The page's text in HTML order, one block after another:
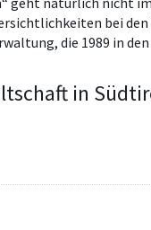
bei
die 1989 in
in